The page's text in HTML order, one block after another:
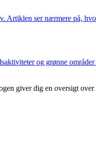
ser nærmere på,
og grønne
giver dig en oversigt